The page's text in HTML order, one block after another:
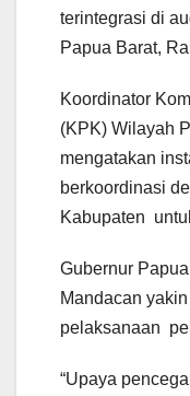
terintegrasi di
Papua Barat,
Koordinator
(KPK) Wilayah
mengatakan
berkoordinasi
Kabupaten
Gubernur
Mandacan
pelaksanaan
“Upaya